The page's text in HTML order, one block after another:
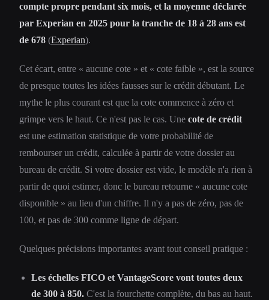
compte propre pendant six mois, et la moyenne déclarée
par Experian en 2025 pour la tranche de 18 à 28 ans est
de 678 (Experian).
Cet écart, entre « aucune cote » et « cote faible », est la source
de presque toutes les idées fausses sur le crédit débutant. Le
mythe le plus courant est que la cote commence à zéro et
grimpe vers le haut. Ce n'est pas le cas. Une cote de crédit
est une estimation statistique de votre probabilité de
rembourser un crédit, calculée à partir de votre dossier au
bureau de crédit. Si votre dossier est vide, le modèle n'a rien à
partir de quoi estimer, donc le bureau retourne « aucune cote
disponible » au lieu d'un chiffre. Il n'y a pas de zéro, pas de
100, et pas de 300 comme ligne de départ.
Quelques précisions importantes avant tout conseil pratique :
Les échelles FICO et VantageScore vont toutes deux
de 300 à 850. C'est la fourchette complète, du bas au haut.